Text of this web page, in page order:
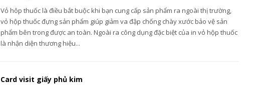
Vỏ hôp thuốc là điều bắt buộc khi bạn cung cấp sản phẩm ra ngoài thị trường,
vỏ hộp thuốc đựng sản phẩm giúp giảm va đập chống chày xước bảo vệ sản
phẩm bên trong được an toàn. Ngoài ra công dụng đặc biệt của in vỏ hộp thuốc
là nhận diện thương hiệu...
Card visit giấy phủ kim